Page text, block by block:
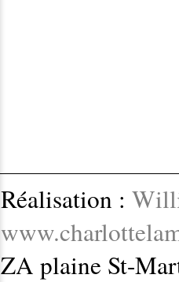
Réalisation :
ZA plaine St-